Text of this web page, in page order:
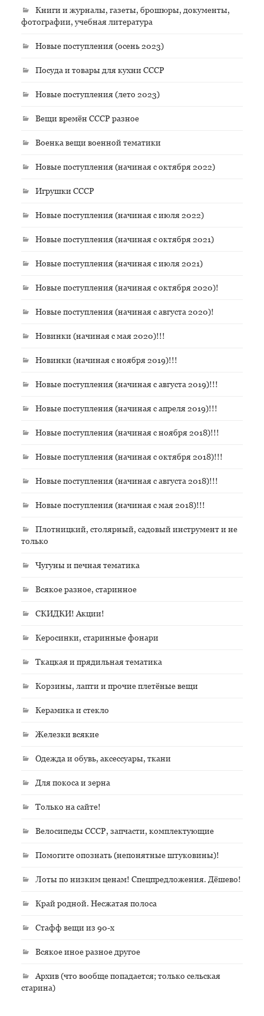
Книги и журналы, газеты, брошюры, документы,
фотографии, учебная литература
Новые поступления (осень 2023)
Посуда и товары для кухни СССР
Новые поступления (лето 2023)
Вещи времён СССР разное
Военка вещи военной тематики
Новые поступления (начиная с октября 2022)
Игрушки СССР
Новые поступления (начиная с июля 2022)
Новые поступления (начиная с октября 2021)
Новые поступления (начиная с июля 2021)
Новые поступления (начиная с октября 2020)!
Новые поступления (начиная с августа 2020)!
Новинки (начиная с мая 2020)!!!
Новинки (начиная с ноября 2019)!!!
Новые поступления (начиная с августа 2019)!!!
Новые поступления (начиная с апреля 2019)!!!
Новые поступления (начиная с ноября 2018)!!!
Новые поступления (начиная с октября 2018)!!!
Новые поступления (начиная с августа 2018)!!!
Новые поступления (начиная с мая 2018)!!!
Плотницкий, столярный, садовый инструмент и не
только
Чугуны и печная тематика
Всякое разное, старинное
СКИДКИ! Акции!
Керосинки, старинные фонари
Ткацкая и прядильная тематика
Корзины, лапти и прочие плетёные вещи
Керамика и стекло
Железки всякие
Одежда и обувь, аксессуары, ткани
Для покоса и зерна
Только на сайте!
Велосипеды СССР, запчасти, комплектующие
Помогите опознать (непонятные штуковины)!
Лоты по низким ценам! Спецпредложения. Дёшево!
Край родной. Несжатая полоса
Стафф вещи из 90-х
Всякое иное разное другое
Архив (что вообще попадается; только сельская
старина)